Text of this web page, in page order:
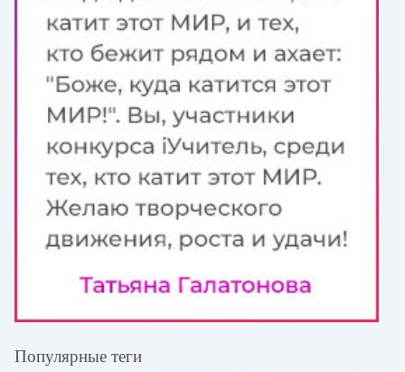
Популярные теги